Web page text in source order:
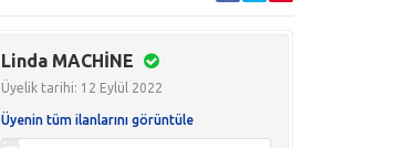
Linda MACHİNE
Üyelik tarihi: 12 Eylül 2022
Üyenin tüm ilanlarını görüntüle